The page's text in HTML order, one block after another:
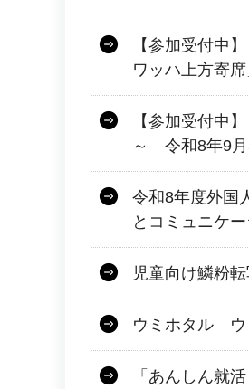
【参加受付中
ワッハ上方寄
【参加受付中
～ 令和8年9月
令和8年度外国
とコミュニケ
児童向け鱗粉
ウミホタル ウ
「あんしん就